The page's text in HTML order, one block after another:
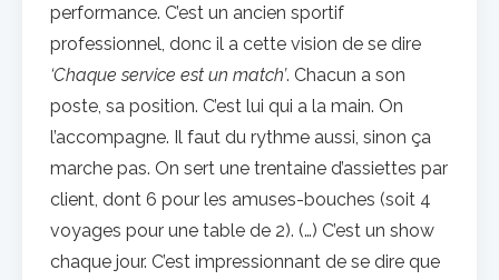
performance. C’est un ancien sportif
professionnel, donc il a cette vision de se dire
‘Chaque service est un match’. Chacun a son
poste, sa position. C’est lui qui a la main. On
l’accompagne. Il faut du rythme aussi, sinon ça
marche pas. On sert une trentaine d’assiettes par
client, dont 6 pour les amuses-bouches (soit 4
voyages pour une table de 2). (…) C’est un show
chaque jour. C’est impressionnant de se dire que